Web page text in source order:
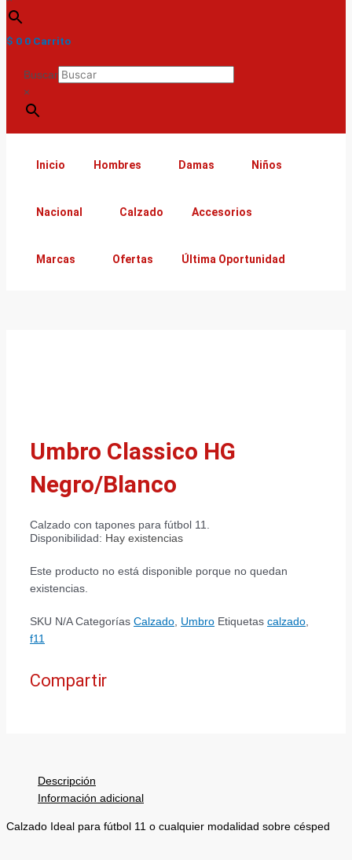
$ 0 0 Carrito
Buscar
×
Inicio Hombres Damas Niños
Nacional Calzado Accesorios
Marcas Ofertas Última Oportunidad
Umbro Classico HG
Negro/Blanco
Calzado con tapones para fútbol 11.
Disponibilidad: Hay existencias
Este producto no está disponible porque no quedan
existencias.
SKU N/A Categorías Calzado, Umbro Etiquetas calzado,
f11
Compartir
Descripción
Información adicional
Calzado Ideal para fútbol 11 o cualquier modalidad sobre césped